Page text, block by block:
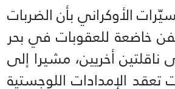
الأوكراني بأن الضربات
8 سفن خاضعة للعقوبات في بحر
ناقلتين أخريين، مشيرا إلى
تعقد الإمدادات اللوجستية